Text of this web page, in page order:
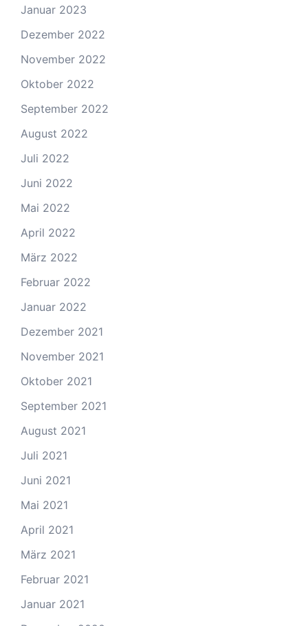
Januar 2023
Dezember 2022
November 2022
Oktober 2022
September 2022
August 2022
Juli 2022
Juni 2022
Mai 2022
April 2022
März 2022
Februar 2022
Januar 2022
Dezember 2021
November 2021
Oktober 2021
September 2021
August 2021
Juli 2021
Juni 2021
Mai 2021
April 2021
März 2021
Februar 2021
Januar 2021